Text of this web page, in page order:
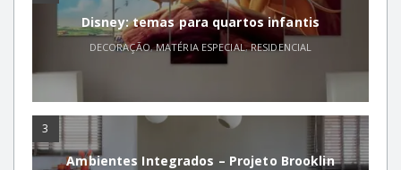
Disney: temas para quartos infantis
DECORAÇÃO,MATÉRIA ESPECIAL,RESIDENCIAL
3
Ambientes Integrados – Projeto Brooklin